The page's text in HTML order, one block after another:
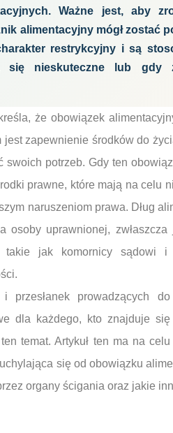
Ważne jest, aby
alimentacyjny mógł
restrykcyjny i są
się nieskuteczne lub gdy
że obowiązek
jest zapewnienie środków do
swoich potrzeb. Gdy ten
prawne, które mają na celu
naruszeniom prawa. Dług
osoby uprawnionej,
takie jak komornicy sądowi
i przesłanek prowadzących
dla każdego, kto znajduje
temat. Artykuł ten ma na
się od obowiązku
organy ścigania oraz jakie